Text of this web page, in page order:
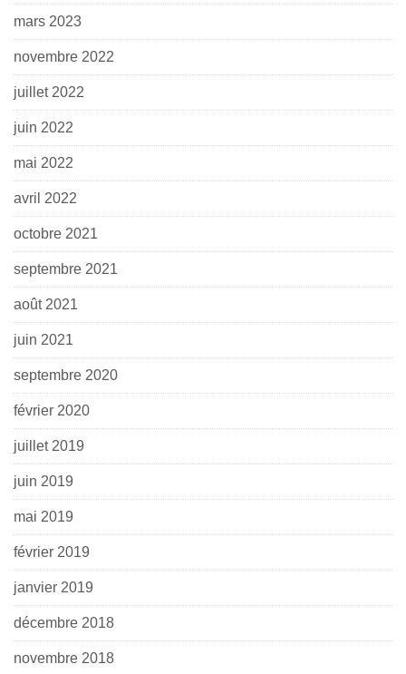
mars 2023
novembre 2022
juillet 2022
juin 2022
mai 2022
avril 2022
octobre 2021
septembre 2021
août 2021
juin 2021
septembre 2020
février 2020
juillet 2019
juin 2019
mai 2019
février 2019
janvier 2019
décembre 2018
novembre 2018